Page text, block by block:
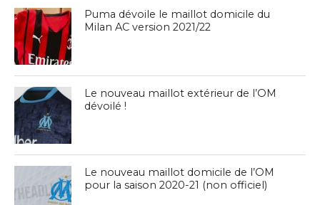
Puma dévoile le maillot domicile du
Milan AC version 2021/22
Le nouveau maillot extérieur de l’OM
dévoilé !
Le nouveau maillot domicile de l’OM
pour la saison 2020-21 (non officiel)